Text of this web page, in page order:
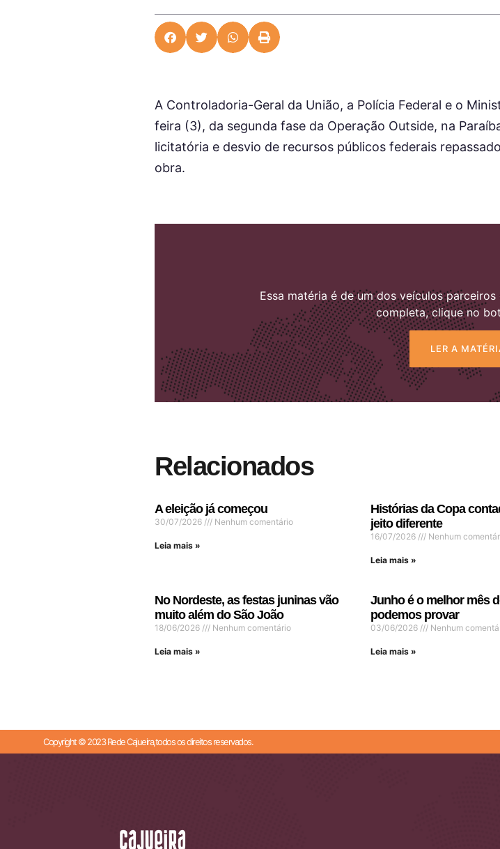
A Controladoria-Geral da União, a Polícia Federal e o
feira (3), da segunda fase da Operação Outside, na
licitatória e desvio de recursos públicos federais
obra.
Essa matéria é de um dos veículos
completa, clique no
LER A
Relacionados
A eleição já começou
30/07/2026 Nenhum comentário
Leia mais »
Histórias da Copa
jeito diferente
16/07/2026 Nenhum
Leia mais »
No Nordeste, as festas juninas vão
muito além do São João
18/06/2026 Nenhum comentário
Leia mais »
Junho é o melhor mês
podemos provar
03/06/2026 Nenhum
Leia mais »
Copyright © 2023 Rede Cajueira,todos os direitos reservados.